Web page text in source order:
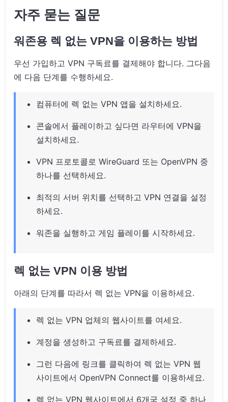
자주 묻는 질문
워존용 렉 없는 VPN을 이용하는 방법
우선 가입하고 VPN 구독료를 결제해야 합니다. 그다음
에 다음 단계를 수행하세요.
컴퓨터에 렉 없는 VPN 앱을 설치하세요.
콘솔에서 플레이하고 싶다면 라우터에 VPN을
설치하세요.
VPN 프로토콜로 WireGuard 또는 OpenVPN 중
하나를 선택하세요.
최적의 서버 위치를 선택하고 VPN 연결을 설정
하세요.
워존을 실행하고 게임 플레이를 시작하세요.
렉 없는 VPN 이용 방법
아래의 단계를 따라서 렉 없는 VPN을 이용하세요.
렉 없는 VPN 업체의 웹사이트를 여세요.
계정을 생성하고 구독료를 결제하세요.
그런 다음에 링크를 클릭하여 렉 없는 VPN 웹
사이트에서 OpenVPN Connect를 이용하세요.
렉 없는 VPN 웹사이트에서 6개국 설정 중 하나